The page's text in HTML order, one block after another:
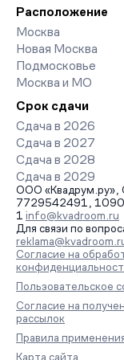
организует
минимальной
заявку на обратный
Расположение
Москва
Новая Москва
Подмосковье
Москва и МО
Срок сдачи
Сдача в 2026
Сдача в 2027
Сдача в 2028
Сдача в 2029
ООО
7729542491,
1 info@kvadroom.ru
Для связи по
Согласие на
Пользовательское
Согласие на
рассылок
Правила
Карта сайта